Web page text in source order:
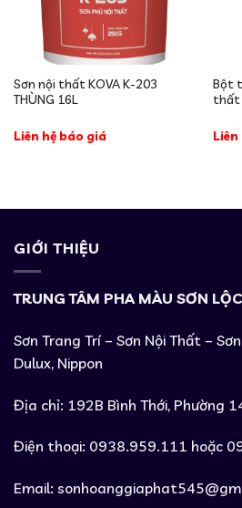
Sơn nội thất KOVA K-203
THÙNG 16L
Liên hệ báo giá
Bột
thất
Liên
GIỚI THIỆU
TRUNG TÂM PHA MÀU SƠN
Sơn Trang Trí – Sơn Nội Thất –
Dulux, Nippon
Địa chỉ: 192B Bình Thới, Phường
Điện thoại: 0938.959.111 hoặc
Email: